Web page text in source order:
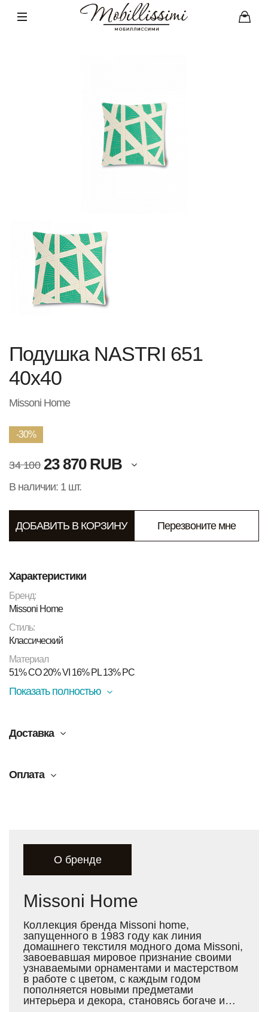
Подушка NASTRI 651
40х40
Missoni Home
-30%
34 100 23 870 RUB
В наличии: 1 шт.
ДОБАВИТЬ В КОРЗИНУ Перезвоните мне
Характеристики
Бренд:
Missoni Home
Стиль:
Классический
Материал
51% CO 20% VI 16% PL 13% PC
Показать полностью
Доставка
Оплата
О бренде
Missoni Home
Коллекция бренда Missoni home,
запущенного в 1983 году как линия
домашнего текстиля модного дома Missoni,
завоевавшая мировое признание своими
узнаваемыми орнаментами и мастерством
в работе с цветом, с каждым годом
пополняется новыми предметами
интерьера и декора, становясь богаче и